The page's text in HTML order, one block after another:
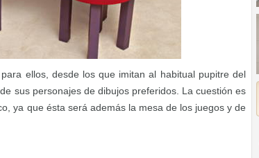
para ellos, desde los que imitan al habitual pupitre del
sus personajes de dibujos preferidos. La cuestión es
ya que ésta será además la mesa de los juegos y de